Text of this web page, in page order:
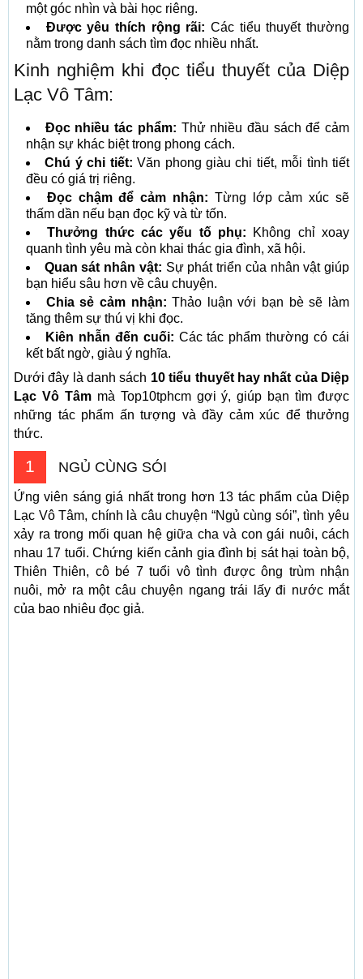
một góc nhìn và bài học riêng.
Được yêu thích rộng rãi: Các tiểu thuyết thường
nằm trong danh sách tìm đọc nhiều nhất.
Kinh nghiệm khi đọc tiểu thuyết của Diệp
Lạc Vô Tâm:
Đọc nhiều tác phẩm: Thử nhiều đầu sách để cảm
nhận sự khác biệt trong phong cách.
Chú ý chi tiết: Văn phong giàu chi tiết, mỗi tình tiết
đều có giá trị riêng.
Đọc chậm để cảm nhận: Từng lớp cảm xúc sẽ
thấm dần nếu bạn đọc kỹ và từ tốn.
Thưởng thức các yếu tố phụ: Không chỉ xoay
quanh tình yêu mà còn khai thác gia đình, xã hội.
Quan sát nhân vật: Sự phát triển của nhân vật giúp
bạn hiểu sâu hơn về câu chuyện.
Chia sẻ cảm nhận: Thảo luận với bạn bè sẽ làm
tăng thêm sự thú vị khi đọc.
Kiên nhẫn đến cuối: Các tác phẩm thường có cái
kết bất ngờ, giàu ý nghĩa.
Dưới đây là danh sách 10 tiểu thuyết hay nhất của Diệp
Lạc Vô Tâmmà Top10tphcm gợi ý, giúp bạn tìm được
những tác phẩm ấn tượng và đầy cảm xúc để thưởng
thức.
1 NGỦ CÙNG SÓI
Ứng viên sáng giá nhất trong hơn 13 tác phẩm của Diệp
Lạc Vô Tâm, chính là câu chuyện “Ngủ cùng sói”, tình yêu
xảy ra trong mối quan hệ giữa cha và con gái nuôi, cách
nhau 17 tuổi. Chứng kiến cảnh gia đình bị sát hại toàn bộ,
Thiên Thiên, cô bé 7 tuổi vô tình được ông trùm nhận
nuôi, mở ra một câu chuyện ngang trái lấy đi nước mắt
của bao nhiêu đọc giả.